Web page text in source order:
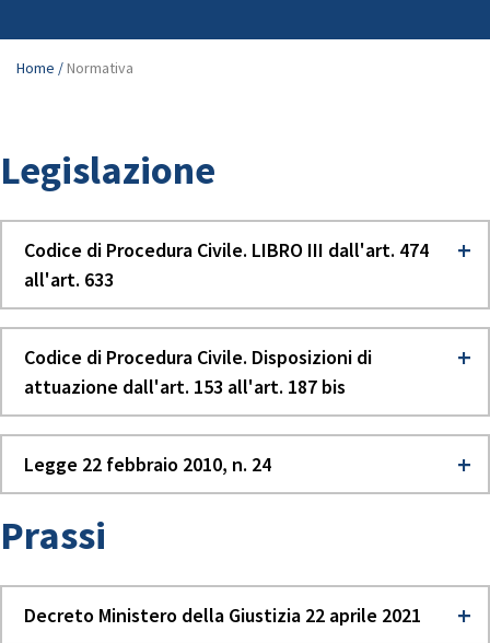
Home /Normativa
Legislazione
Codice di Procedura Civile. LIBRO III dall'art. 474
all'art. 633
Codice di Procedura Civile. Disposizioni di
attuazione dall'art. 153 all'art. 187 bis
Legge 22 febbraio 2010, n. 24
Prassi
Decreto Ministero della Giustizia 22 aprile 2021